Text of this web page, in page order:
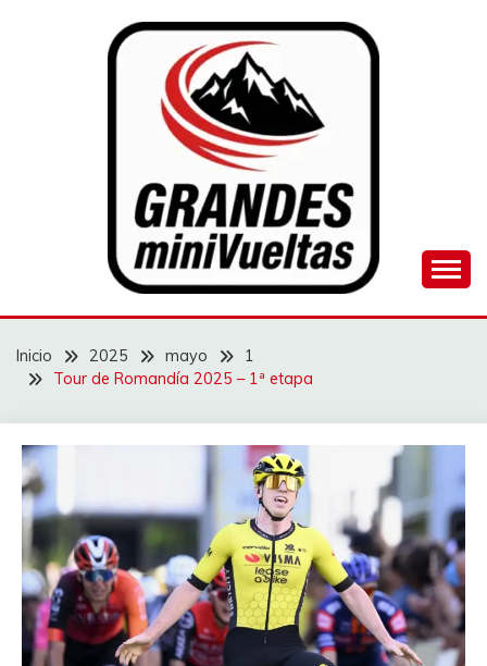
GRANDES
MINIVUELTAS
Inicio 2025 mayo
1
Tour de Romandía 2025 – 1ª etapa